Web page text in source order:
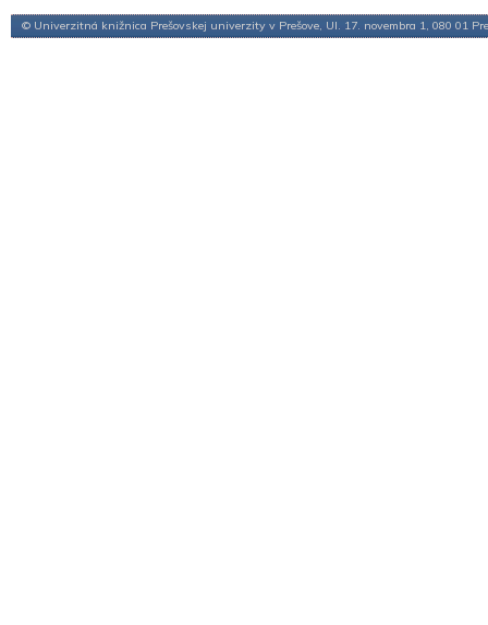
© Univerzitná knižnica Prešovskej univerzity v Prešove, Ul. 17. novembra 1, 080 01